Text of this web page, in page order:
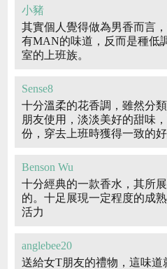
小豬
其實個人覺得做為男香而言
有MAN的味道，反而是種低
室的上班族。
Sense8
十分溫柔的花香調，雖然分
朋友使用，淡淡美好的甜味
份，穿去上班時獲得一致的好
Benson Wu
十分經典的一款香水，其所
的。十足展現一定程度的成
活力
anglebee20
送給女T朋友的禮物，這味